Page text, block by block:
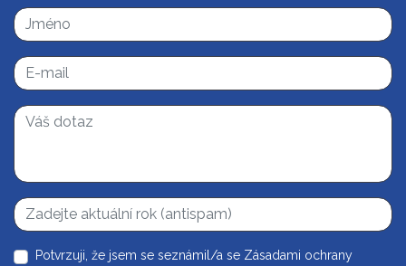
Potvrzuji, že jsem se seznámil/a se Zásadami ochrany